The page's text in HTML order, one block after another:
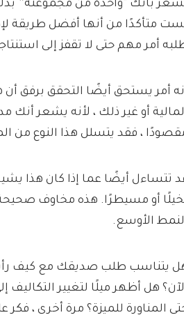
بأنك “واحدة من مجموعته”
متأكدًا من أنها أفضل طريقة
أمر مهم حتى لا تقفز إلى
أمر يستحق أيضًا التحقق برفق أن
أو غير ذلك ، لأنه يشعر أنك
، فقد يتسلل هذا النوع من
تتساءل أيضًا عما إذا كان هذا
أو مسيطرًا. هذه مخاوف صحيحة
الأوسع.
يتناسب طلب صديقك مع كيف
هل أظهر ميلًا لتغيير
المناورة للميزة؟ مرة أخرى ،